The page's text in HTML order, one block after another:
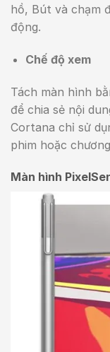
hồ, Bút và chạm
động.
Chế độ xem
Tách màn hình
để chia sẻ nội
Cortana chỉ sử
phim hoặc
Màn hình